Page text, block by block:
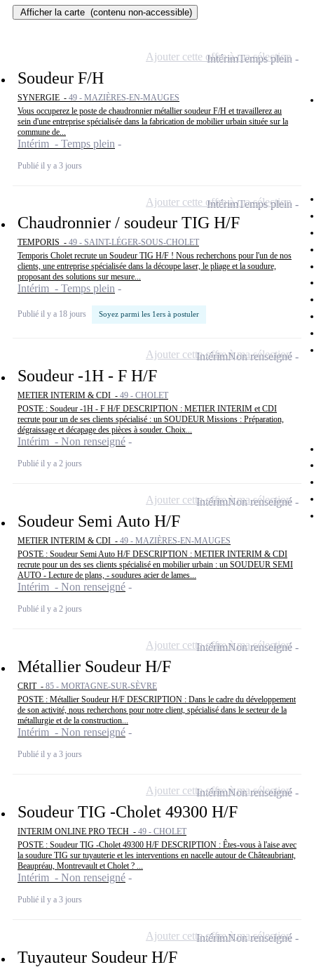
Afficher la carte (contenu non-accessible)
Soudeur F/H
SYNERGIE - 49 - MAZIÈRES-EN-MAUGES
Vous occuperez le poste de chaudronnier métallier soudeur F/H et travaillerez au
sein d'une entreprise spécialisée dans la fabrication de mobilier urbain située sur la
commune de...
Intérim - Temps plein
Publié il y a 3 jours
IntérimTemps plein
Ajouter cette offre à ma sélection
Chaudronnier / soudeur TIG H/F
TEMPORIS - 49 - SAINT-LÉGER-SOUS-CHOLET
Temporis Cholet recrute un Soudeur TIG H/F ! Nous recherchons pour l'un de nos
clients, une entreprise spécialisée dans la découpe laser, le pliage et la soudure,
proposant des solutions sur mesure...
Intérim - Temps plein
Publié il y a 18 jours Soyez parmi les 1ers à postuler
IntérimTemps plein
Ajouter cette offre à ma sélection
Soudeur -1H - F H/F
METIER INTERIM & CDI - 49 - CHOLET
POSTE : Soudeur -1H - F H/F DESCRIPTION : METIER INTERIM et CDI
recrute pour un de ses clients spécialisé : un SOUDEUR Missions : Préparation,
dégraissage et décapage des pièces à souder. Choix...
Intérim - Non renseigné
Publié il y a 2 jours
IntérimNon renseigné
Ajouter cette offre à ma sélection
Soudeur Semi Auto H/F
METIER INTERIM & CDI - 49 - MAZIÈRES-EN-MAUGES
POSTE : Soudeur Semi Auto H/F DESCRIPTION : METIER INTERIM & CDI
recrute pour un des ses clients spécialisé en mobilier urbain : un SOUDEUR SEMI
AUTO - Lecture de plans, - soudures acier de lames...
Intérim - Non renseigné
Publié il y a 2 jours
IntérimNon renseigné
Ajouter cette offre à ma sélection
Métallier Soudeur H/F
CRIT - 85 - MORTAGNE-SUR-SÈVRE
POSTE : Métallier Soudeur H/F DESCRIPTION : Dans le cadre du développement
de son activité, nous recherchons pour notre client, spécialisé dans le secteur de la
métallurgie et de la construction...
Intérim - Non renseigné
Publié il y a 3 jours
IntérimNon renseigné
Ajouter cette offre à ma sélection
Soudeur TIG -Cholet 49300 H/F
INTERIM ONLINE PRO TECH - 49 - CHOLET
POSTE : Soudeur TIG -Cholet 49300 H/F DESCRIPTION : Êtes-vous à l'aise avec
la soudure TIG sur tuyauterie et les interventions en nacelle autour de Châteaubriant,
Beaupréau, Montrevault et Cholet ? ...
Intérim - Non renseigné
Publié il y a 3 jours
IntérimNon renseigné
Ajouter cette offre à ma sélection
Tuyauteur Soudeur H/F
IntérimNon renseigné
Ajouter cette offre à ma sélection